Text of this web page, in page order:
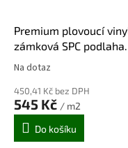
Premium plovoucí
zámková SPC podlaha
SACASA dekor PECAN
Průměrné
produktu
je
5,0
Na dotaz
450,41 Kč bez DPH
545 Kč / m2
Do košíku